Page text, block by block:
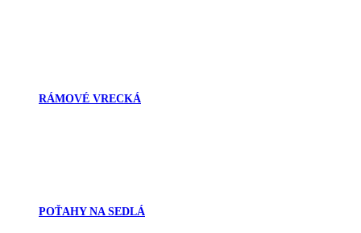
RÁMOVÉ VRECKÁ
POŤAHY NA SEDLÁ